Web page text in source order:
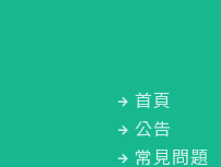
首頁
公告
常見問題